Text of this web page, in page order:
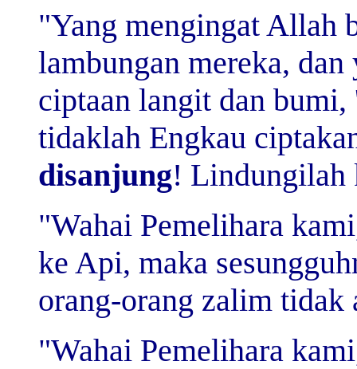
"Yang mengingat Allah
lambungan mereka,
ciptaan langit dan
tidaklah Engkau
disanjung! Lindungilah
"Wahai Pemelihara
ke Api, maka
orang-orang zalim tidak
"Wahai Pemelihara